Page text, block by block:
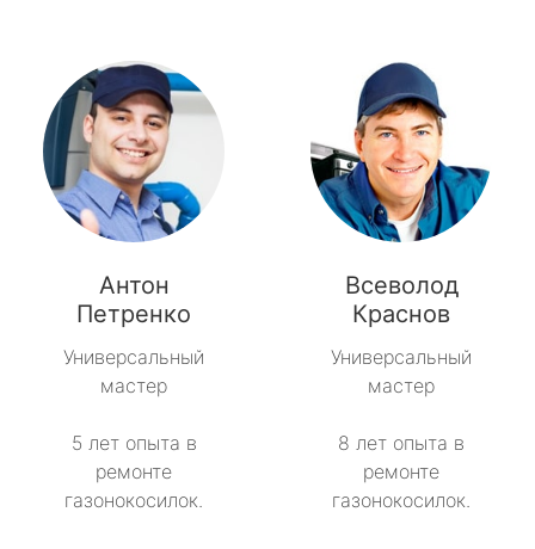
Антон
Петренко
Универсальный
мастер
5 лет опыта в
ремонте
газонокосилок.
Всеволод
Краснов
Универсальный
мастер
8 лет опыта в
ремонте
газонокосилок.